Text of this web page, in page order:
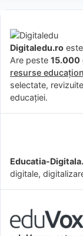
Digitaledu.ro
Are peste 15.000
resurse
selectate,
educației.
Educatia-
digitale,